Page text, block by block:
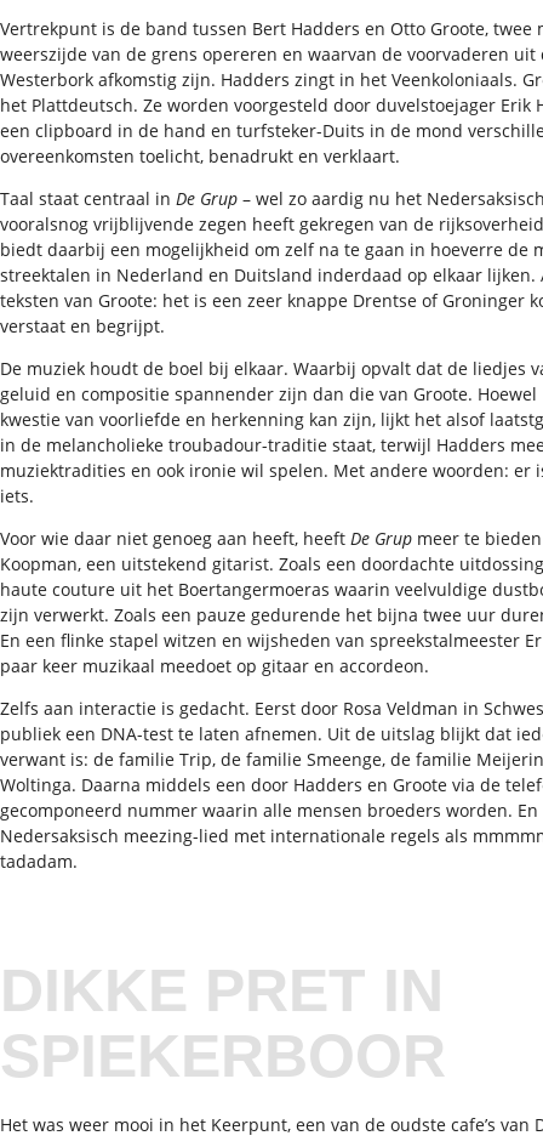
Vertrekpunt is de band tussen Bert Hadders en Otto Groote, twee
weerszijde van de grens opereren en waarvan de voorvaderen uit
Westerbork afkomstig zijn. Hadders zingt in het Veenkoloniaals.
het Plattdeutsch. Ze worden voorgesteld door duvelstoejager Erik
een clipboard in de hand en turfsteker-Duits in de mond
overeenkomsten toelicht, benadrukt en verklaart.
Taal staat centraal in De Grup – wel zo aardig nu het
vooralsnog vrijblijvende zegen heeft gekregen van de
biedt daarbij een mogelijkheid om zelf na te gaan in hoeverre de
streektalen in Nederland en Duitsland inderdaad op elkaar lijken.
teksten van Groote: het is een zeer knappe Drentse of Groninger
verstaat en begrijpt.
De muziek houdt de boel bij elkaar. Waarbij opvalt dat de liedjes
geluid en compositie spannender zijn dan die van Groote. Hoewel
kwestie van voorliefde en herkenning kan zijn, lijkt het alsof
in de melancholieke troubadour-traditie staat, terwijl Hadders
muziektradities en ook ironie wil spelen. Met andere woorden: er
iets.
Voor wie daar niet genoeg aan heeft, heeft De Grup meer te
Koopman, een uitstekend gitarist. Zoals een doordachte
haute couture uit het Boertangermoeras waarin veelvuldige
zijn verwerkt. Zoals een pauze gedurende het bijna twee uur
En een flinke stapel witzen en wijsheden van spreekstalmeester
paar keer muzikaal meedoet op gitaar en accordeon.
Zelfs aan interactie is gedacht. Eerst door Rosa Veldman in
publiek een DNA-test te laten afnemen. Uit de uitslag blijkt dat
verwant is: de familie Trip, de familie Smeenge, de familie
Woltinga. Daarna middels een door Hadders en Groote via de
gecomponeerd nummer waarin alle mensen broeders worden.
Nedersaksisch meezing-lied met internationale regels als
tadadam.
DIKKE PRET IN
SPIEKERBOOR
Het was weer mooi in het Keerpunt, een van de oudste cafe’s van